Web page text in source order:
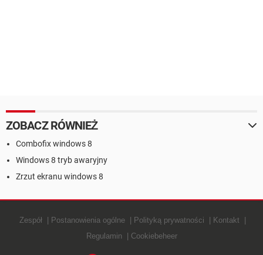
ZOBACZ RÓWNIEŻ
Combofix windows 8
Windows 8 tryb awaryjny
Zrzut ekranu windows 8
Zespół Postanowienia ogólne Polityką prywatności
Kontakt
Regulamin
Cookiebeheer